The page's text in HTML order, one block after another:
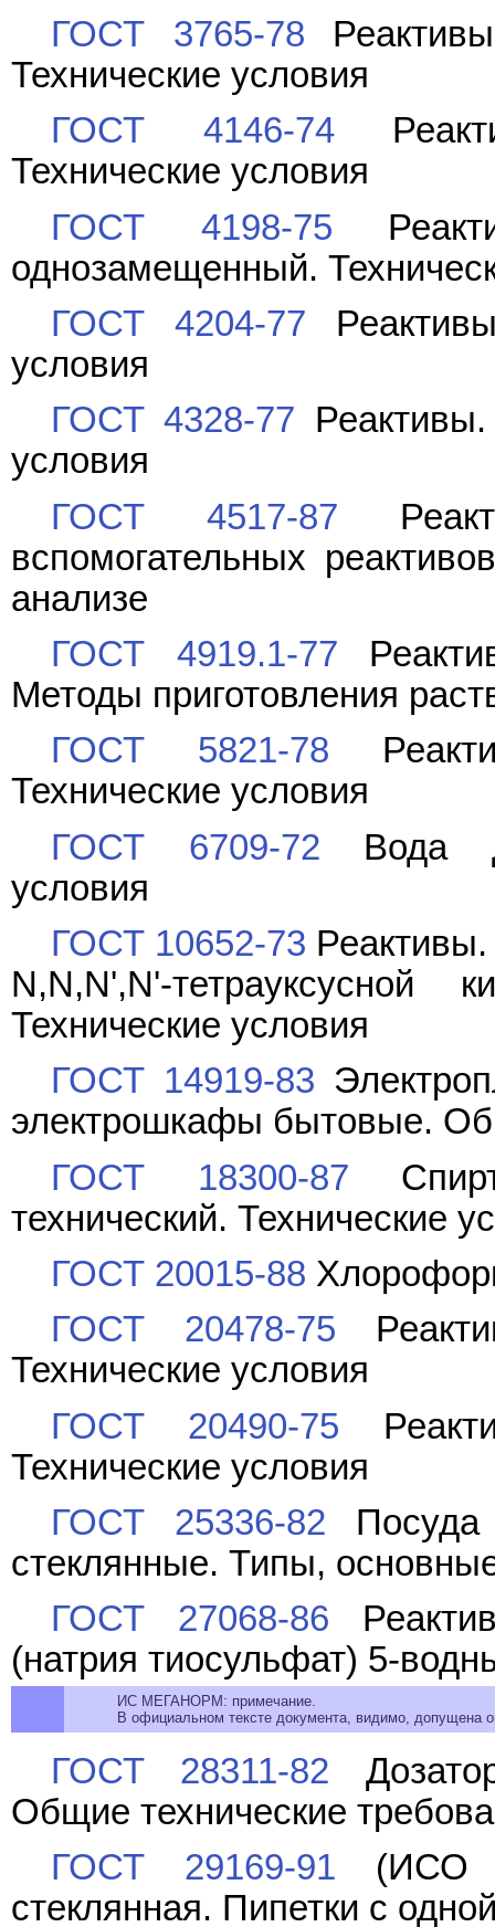
ГОСТ 3765-78
Технические условия
ГОСТ 4146-74
Технические условия
ГОСТ 4198-75
однозамещенный.
ГОСТ 4204-77
условия
ГОСТ 4328-77
условия
ГОСТ 4517-87
вспомогательных
анализе
ГОСТ 4919.1-77
Методы приготовления
ГОСТ 5821-78
Технические условия
ГОСТ 6709-72 Вода
условия
ГОСТ 10652-73
N,N,N',N'-
Технические условия
ГОСТ 14919-83
электрошкафы бытовые.
ГОСТ 18300-87
технический. Технические
ГОСТ 20015-88
ГОСТ 20478-75
Технические условия
ГОСТ 20490-75
Технические условия
ГОСТ 25336-82 Посуда
стеклянные. Типы,
ГОСТ 27068-86
(натрия тиосульфат) 5-
ИС МЕГАНОРМ: примечание.
В официальном тексте документа, видимо, допущена
ГОСТ 28311-82
Общие технические
ГОСТ 29169-91 (ИСО
стеклянная. Пипетки с